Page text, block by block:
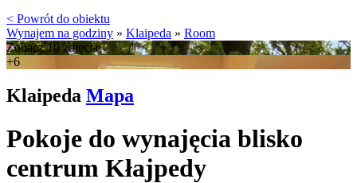
< Powrót do obiektu
Wynajem na godziny » Klaipeda » Room
Zobacz 10 zdjęcia
+6
Klaipeda Mapa
Pokoje do wynajęcia blisko
centrum Kłajpedy